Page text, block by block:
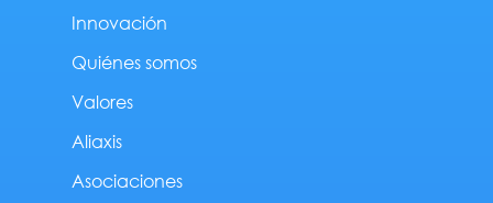
Innovación
Quiénes somos
Valores
Aliaxis
Asociaciones